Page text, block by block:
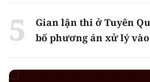
Gian lận thi ở Tuyên
bố phương án xử lý vào